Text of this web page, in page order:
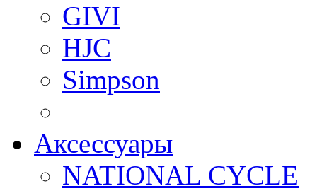
GIVI
HJC
Simpson
Аксессуары
NATIONAL CYCLE